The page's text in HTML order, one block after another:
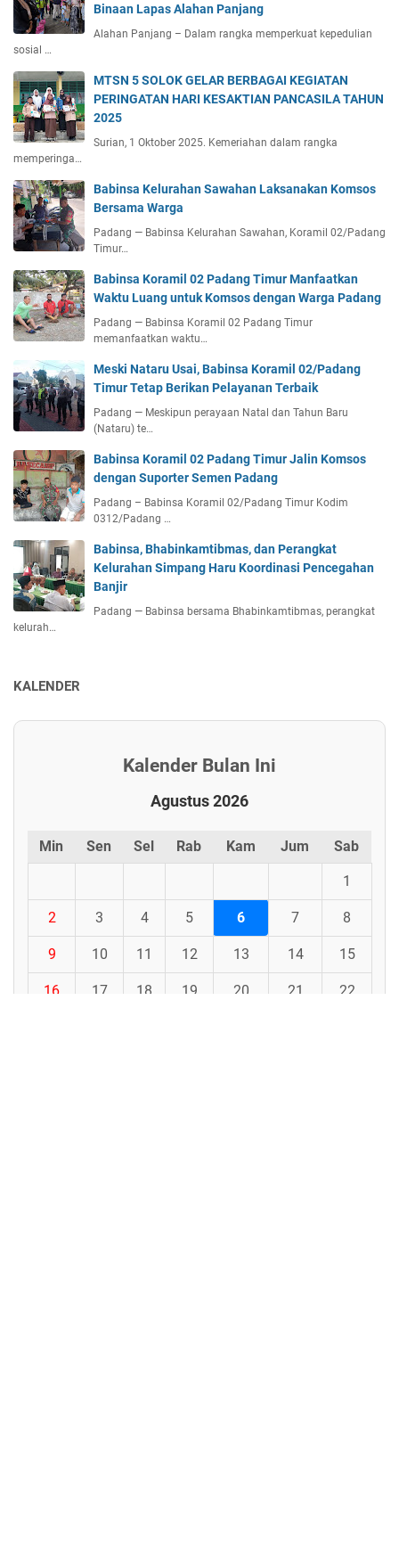
Binaan Lapas Alahan Panjang
Alahan Panjang – Dalam rangka memperkuat kepedulian
sosial …
MTSN 5 SOLOK GELAR BERBAGAI KEGIATAN
PERINGATAN HARI KESAKTIAN PANCASILA TAHUN
2025
Surian, 1 Oktober 2025. Kemeriahan dalam rangka
memperinga…
Babinsa Kelurahan Sawahan Laksanakan Komsos
Bersama Warga
Padang — Babinsa Kelurahan Sawahan, Koramil 02/Padang
Timur…
Babinsa Koramil 02 Padang Timur Manfaatkan
Waktu Luang untuk Komsos dengan Warga Padang
Padang — Babinsa Koramil 02 Padang Timur
memanfaatkan waktu…
Meski Nataru Usai, Babinsa Koramil 02/Padang
Timur Tetap Berikan Pelayanan Terbaik
Padang — Meskipun perayaan Natal dan Tahun Baru
(Nataru) te…
Babinsa Koramil 02 Padang Timur Jalin Komsos
dengan Suporter Semen Padang
Padang – Babinsa Koramil 02/Padang Timur Kodim
0312/Padang …
Babinsa, Bhabinkamtibmas, dan Perangkat
Kelurahan Simpang Haru Koordinasi Pencegahan
Banjir
Padang — Babinsa bersama Bhabinkamtibmas, perangkat
kelurah…
KALENDER
Kalender Bulan Ini
Agustus 2026
Min Sen Sel Rab Kam Jum Sab
1
2 3 4 5 6 7 8
9 10 11 12 13 14 15
16 17 18 19 20 21 22